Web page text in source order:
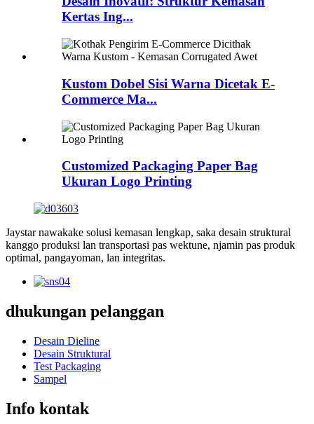
Kertas Ing...
Kustom Dobel Sisi Warna Dicetak E-
Commerce Ma...
Customized Packaging Paper Bag
Ukuran Logo Printing
Jaystar nawakake solusi kemasan lengkap, saka desain struktural
kanggo produksi lan transportasi pas wektune, njamin pas produk
optimal, pangayoman, lan integritas.
dhukungan pelanggan
Desain Dieline
Desain Struktural
Test Packaging
Sampel
Info kontak